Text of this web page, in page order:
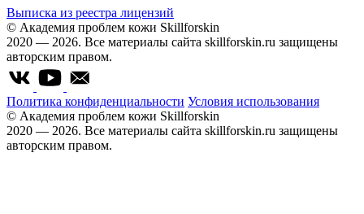
Выписка из реестра лицензий
© Академия проблем кожи Skillforskin
2020 — 2026. Все материалы сайта skillforskin.ru защищены
авторским правом.
Политика конфиденциальности Условия использования
© Академия проблем кожи Skillforskin
2020 — 2026. Все материалы сайта skillforskin.ru защищены
авторским правом.